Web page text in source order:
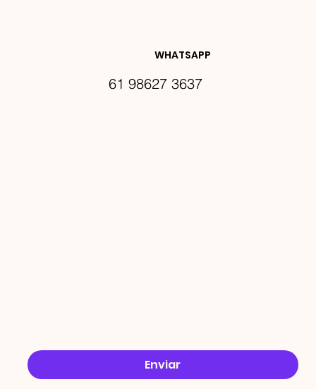
DES E
Enviar
WHATSAPP
61 98627 3637